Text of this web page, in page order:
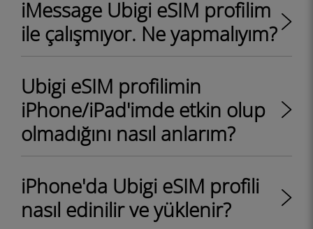
iMessage Ubigi eSIM profilim
ile çalışmıyor. Ne yapmalıyım?
Ubigi eSIM profilimin
iPhone/iPad'imde etkin olup
olmadığını nasıl anlarım?
iPhone'da Ubigi eSIM profili
nasıl edinilir ve yüklenir?